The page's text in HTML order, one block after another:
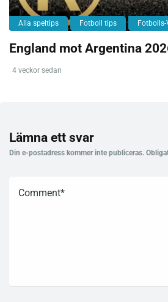
Alla speltips Fotboll tips
England mot Argentina
4 veckor sedan
Lämna ett svar
Din e-postadress kommer inte publiceras.